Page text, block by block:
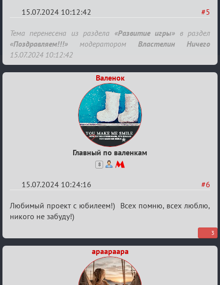
#5
15.07.2024 10:12:42
Re:
С
20ти
летием
Тема перенесена из раздела «Развитие игры» в раздел
«Поздравляем!!!» модератором Властелин Ничего
15.07.2024 10:12:42
Валенок
Главный по валенкам
8
#6
15.07.2024 10:24:16
Re:
С
летием
Любимый проект с юбилеем!) Всех помню, всех люблю,
никого не забуду!)
3
apaapaapa